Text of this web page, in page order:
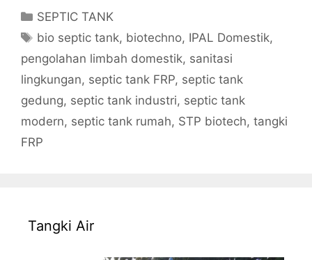
Categories
SEPTIC TANK
Tags
bio septic tank, biotechno, IPAL Domestik,
pengolahan limbah domestik, sanitasi
lingkungan, septic tank FRP, septic tank
gedung, septic tank industri, septic tank
modern, septic tank rumah, STP biotech, tangki
FRP
Tangki Air